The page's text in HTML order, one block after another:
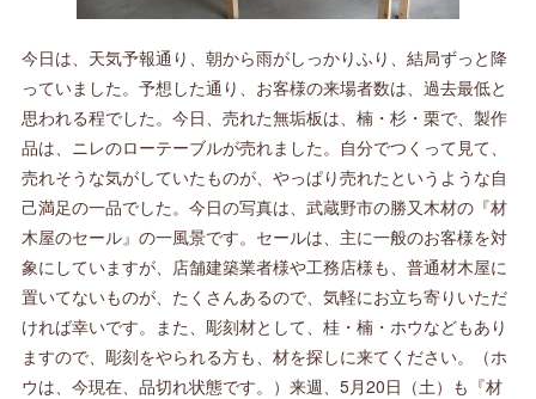
今日は、天気予報通り、朝から雨がしっかりふり、結局ずっと降
っていました。予想した通り、お客様の来場者数は、過去最低と
思われる程でした。今日、売れた無垢板は、楠・杉・栗で、製作
品は、ニレのローテーブルが売れました。自分でつくって見て、
売れそうな気がしていたものが、やっぱり売れたというような自
己満足の一品でした。今日の写真は、武蔵野市の勝又木材の『材
木屋のセール』の一風景です。セールは、主に一般のお客様を対
象にしていますが、店舗建築業者様や工務店様も、普通材木屋に
置いてないものが、たくさんあるので、気軽にお立ち寄りいただ
ければ幸いです。また、彫刻材として、桂・楠・ホウなどもあり
ますので、彫刻をやられる方も、材を探しに来てください。（ホ
ウは、今現在、品切れ状態です。）来週、5月20日（土）も『材